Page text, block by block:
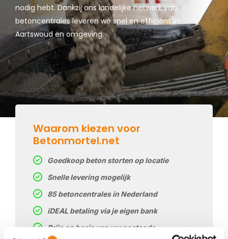
nodig hebt. Dankzij ons landelijke netwerk van
betoncentrales leveren we snel en efficiënt in
Aartswoud en omgeving.
Waarom kiezen voor
Betonmortel.net
Goedkoop beton storten op locatie
Snelle levering mogelijk
85 betoncentrales in Nederland
iDEAL betaling via je eigen bank
Prijs op basis van uw postcode